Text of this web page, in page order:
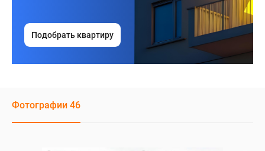
Подобрать квартиру
Фотографии 46